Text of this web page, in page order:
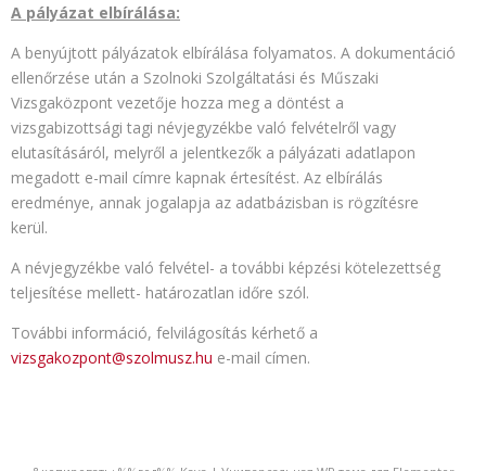
A pályázat elbírálása:
A benyújtott pályázatok elbírálása folyamatos. A dokumentáció
ellenőrzése után a Szolnoki Szolgáltatási és Műszaki
Vizsgaközpont vezetője hozza meg a döntést a
vizsgabizottsági tagi névjegyzékbe való felvételről vagy
elutasításáról, melyről a jelentkezők a pályázati adatlapon
megadott e-mail címre kapnak értesítést. Az elbírálás
eredménye, annak jogalapja az adatbázisban is rögzítésre
kerül.
A névjegyzékbe való felvétel- a további képzési kötelezettség
teljesítése mellett- határozatlan időre szól.
További információ, felvilágosítás kérhető a
vizsgakozpont@szolmusz.hu e-mail címen.